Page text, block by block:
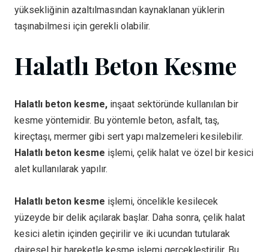
yüksekliğinin azaltılmasından kaynaklanan yüklerin
taşınabilmesi için gerekli olabilir.
Halatlı Beton Kesme
Halatlı beton kesme, inşaat sektöründe kullanılan bir
kesme yöntemidir. Bu yöntemle beton, asfalt, taş,
kireçtaşı, mermer gibi sert yapı malzemeleri kesilebilir.
Halatlı beton kesme işlemi, çelik halat ve özel bir kesici
alet kullanılarak yapılır.
Halatlı beton kesme işlemi, öncelikle kesilecek
yüzeyde bir delik açılarak başlar. Daha sonra, çelik halat
kesici aletin içinden geçirilir ve iki ucundan tutularak